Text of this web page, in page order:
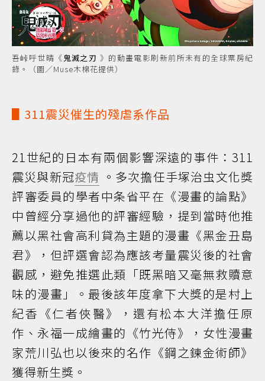
吾峠呼世晴《 鬼滅之刃 》的動畫電影刷新前所未有的全球票房紀
錄。（圖／Muse木棉花提供）
▋311震災催生的殘虐系作品
21世紀的日本有兩個影響深遠的事件：311
震災與新冠疫情 。多次擔任手塚治虫文化獎
評審委員的學者中条省平在《漫畫的論點》
中曾經分享過他的評審經驗，提到當時他推
薦以黑社會高利貸為主題的漫畫《黑金丑島
君》，但評選會認為應該考量震災後的社會
觀感，避免推選此類「既黑暗又毫無救贖意
味的漫畫」。最後該年度拿下大獎的是村上
紀香《仁者俠醫》，還有松本大洋擔任原
作、永福一成繪畫的《竹光侍》，女性漫畫
家荒川弘也以後來的名作《鋼之鍊金術師》
獲得新生獎。